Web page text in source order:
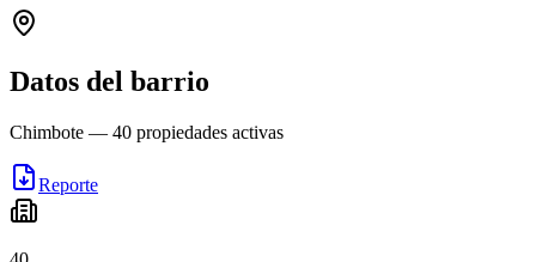
Datos del barrio
Chimbote — 40 propiedades activas
Reporte